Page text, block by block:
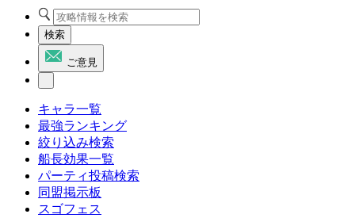
検索
ご意見
キャラ一覧
最強ランキング
絞り込み検索
船長効果一覧
パーティ投稿検索
同盟掲示板
スゴフェス